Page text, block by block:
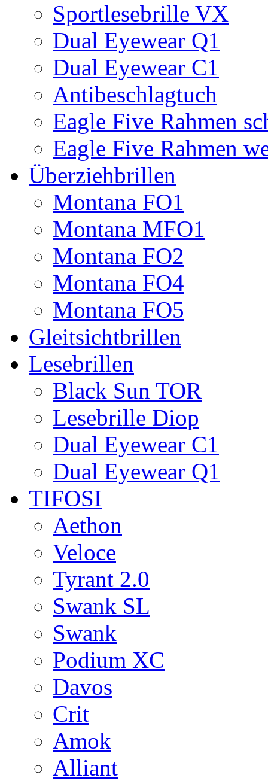
Sportlesebrille VX
Dual Eyewear Q1
Dual Eyewear C1
Antibeschlagtuch
Eagle Five Rahmen
Eagle Five Rahmen
Überziehbrillen
Montana FO1
Montana MFO1
Montana FO2
Montana FO4
Montana FO5
Gleitsichtbrillen
Lesebrillen
Black Sun TOR
Lesebrille Diop
Dual Eyewear C1
Dual Eyewear Q1
TIFOSI
Aethon
Veloce
Tyrant 2.0
Swank SL
Swank
Podium XC
Davos
Crit
Amok
Alliant